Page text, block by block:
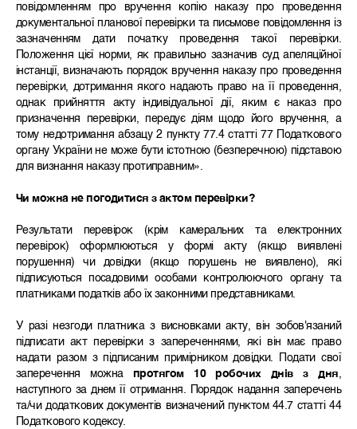
повідомленням про вручення копію наказу про проведення
документальної планової перевірки та письмове повідомлення із
зазначенням дати початку проведення такої перевірки.
Положення цієї норми, як правильно зазначив суд апеляційної
інстанції, визначають порядок вручення наказу про проведення
перевірки, дотримання якого надають право на її проведення,
однак прийняття акту індивідуальної дії, яким є наказ про
призначення перевірки, передує діям щодо його вручення, а
тому недотримання абзацу 2 пункту 77.4 статті 77 Податкового
органу України не може бути істотною (безперечною) підставою
для визнання наказу протиправним».
Чи можна не погодитися з актом перевірки?
Результати перевірок (крім камеральних та електронних
перевірок) оформлюються у формі акту (якщо виявлені
порушення) чи довідки (якщо порушень не виявлено), які
підписуються посадовими особами контролюючого органу та
платниками податків або їх законними представниками.
У разі незгоди платника з висновками акту, він зобов'язаний
підписати акт перевірки з запереченнями, які він має право
надати разом з підписаним примірником довідки. Подати свої
заперечення можна протягом 10 робочих днів з дня,
наступного за днем її отримання. Порядок надання заперечень
та/чи додаткових документів визначений пунктом 44.7 статті 44
Податкового кодексу.